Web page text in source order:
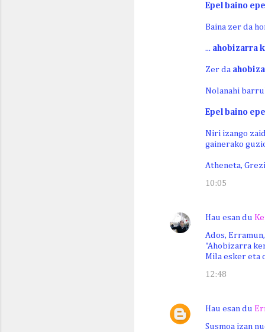
Epel baino
Baina zer da
... ahobizarra
Zer da
Nolanahi
Epel baino
Niri izango
gainerako
Atheneta,
10:05
Hau esan du
Ados,
"Ahobizarra
Mila esker eta
12:48
Hau esan du
Susmoa izan